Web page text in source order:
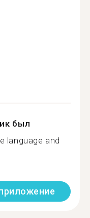
был
language and